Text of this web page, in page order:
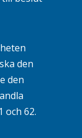
den
den
och 62.